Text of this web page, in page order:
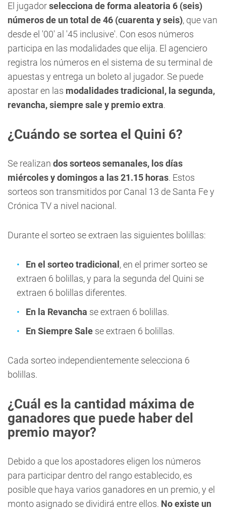
El jugadorselecciona de forma aleatoria 6 (seis)
números de un total de 46 (cuarenta y seis), que van
desde el '00' al '45 inclusive'. Con esos números
participa en las modalidades que elija. El agenciero
registra los números en el sistema de su terminal de
apuestas y entrega un boleto al jugador. Se puede
apostar en las modalidades tradicional, la segunda,
revancha, siempre sale y premio extra.
¿Cuándo se sortea el Quini 6?
Se realizan dos sorteos semanales, los días
miércoles y domingos a las 21.15 horas. Estos
sorteos son transmitidos por Canal 13 de Santa Fe y
Crónica TV a nivel nacional.
Durante el sorteo se extraen las siguientes bolillas:
En el sorteo tradicional , en el primer sorteo se
extraen 6 bolillas, y para la segunda del Quini se
extraen 6 bolillas diferentes.
En la Revancha se extraen 6 bolillas.
En Siempre Sale se extraen 6 bolillas.
Cada sorteo independientemente selecciona 6
bolillas.
¿Cuál es la cantidad máxima de
ganadores que puede haber del
premio mayor?
Debido a que los apostadores eligen los números
para participar dentro del rango establecido, es
posible que haya varios ganadores en un premio, y el
monto asignado se dividirá entre ellos. No existe un